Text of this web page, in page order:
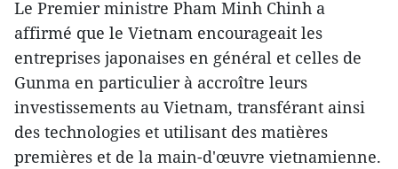
Le Premier ministre Pham Minh Chinh a
affirmé que le Vietnam encourageait les
entreprises japonaises en général et celles de
Gunma en particulier à accroître leurs
investissements au Vietnam, transférant ainsi
des technologies et utilisant des matières
premières et de la main-d'œuvre vietnamienne.